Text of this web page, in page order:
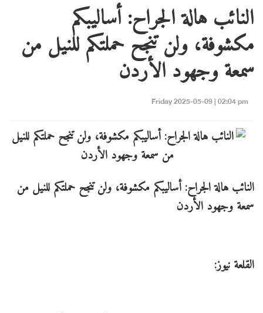
النائب هالة الجراح: أساليبكم
مكشوفة، ولن تنجح حملتكم للنيل من
سمعة وجهود الأردن
Friday 2025-05-09 | 02:04 pm
النائب هالة الجراح: أساليبكم مكشوفة، ولن تنجح حملتكم للنيل من
سمعة وجهود الأردن
القلعة نيوز: